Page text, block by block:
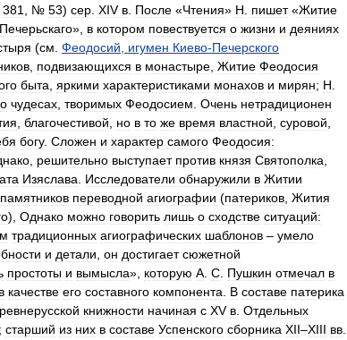
381 , № 53) сер XIV в После «Чтения» Н пишет«Житие
Печерьскаго», в котором повествуется о жизни и деяниях
(см Феодосий игумен Киево-Печерского
подвизающихся в монастыре Житие Феодосия
быта яркими характеристиками монахов и мирян; Н
о чудесах творимых Феодосием Очень нетрадиционен
благочестивой но в то же время властной суровой
богу. Сложен и характер самого Феодосия:
решительно выступает против князя Святополка
Изяслава Исследователи обнаружили в Житии
памятников переводной агиографии (патериков Жития
), Однако можно говорить лишь о сходстве ситуаций:
традиционных агиографических шаблонов – умело
и детали он достигает сюжетной
простоты и вымысла», которую А С Пушкин отмечал в
в качестве его составного компонента В составе патерика
книжности начиная с XV в Отдельных
; старший из них в составе Успенского сборника XII–XIII вв